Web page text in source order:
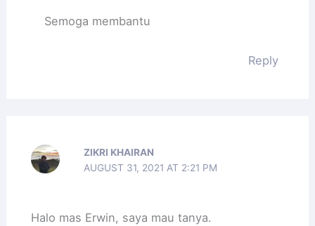
Semoga membantu
Reply
ZIKRI KHAIRAN
AUGUST 31, 2021 AT 2:21 PM
Halo mas Erwin, saya mau tanya.